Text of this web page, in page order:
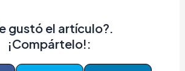
gustó el artículo?.
¡Compártelo!: